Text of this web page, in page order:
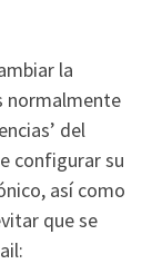
la
normalmente
del
configurar su
así como
que se